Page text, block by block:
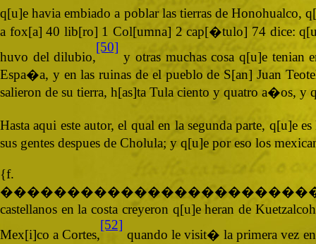
q[u]e havia embiado a poblar las tierras de Honohualco,
a fox[a] 40 lib[ro] 1 Col[umna] 2 cap[�tulo] 74 dice:
huvo del dilubio,
[50]
y otras muchas cosa q[u]e
Espa�a, y en las ruinas de el pueblo de S[an] Juan
salieron de su tierra, h[as]ta Tula ciento y quatro a�os, y
Hasta aqui este autor, el qual en la segunda parte, q[u]e
sus gentes despues de Cholula; y q[u]e por eso los
castellanos en la costa creyeron q[u]e heran de
Mex[i]co a Cortes,
[52]
quando le visit� la primera vez